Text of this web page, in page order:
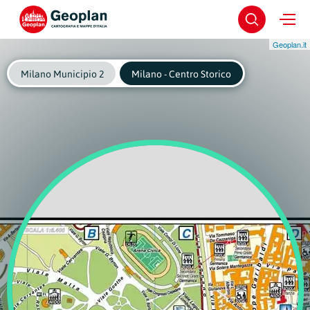
Geoplan.it
Milano Municipio 2 Milano - Centro Storico